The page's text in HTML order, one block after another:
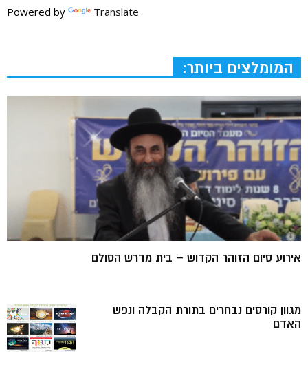
Powered by Translate
המומלצים ביותר:
אירוע סיום הזוהר הקדוש – בית מדרש הסולם
מגוון קורסים נבחרים בתורת הקבלה ונפש
האדם